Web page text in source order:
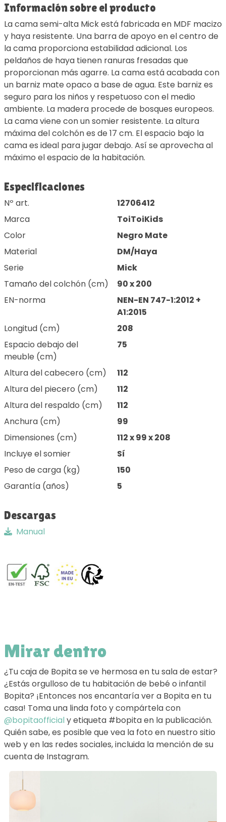
Información sobre el producto
La cama semi-alta Mick está fabricada en MDF macizo
y haya resistente. Una barra de apoyo en el centro de
la cama proporciona estabilidad adicional. Los
peldaños de haya tienen ranuras fresadas que
proporcionan más agarre. La cama está acabada con
un barniz mate opaco a base de agua. Este barniz es
seguro para los niños y respetuoso con el medio
ambiente. La madera procede de bosques europeos.
La cama viene con un somier resistente. La altura
máxima del colchón es de 17 cm. El espacio bajo la
cama es ideal para jugar debajo. Así se aprovecha al
máximo el espacio de la habitación.
Especificaciones
Nº art.
12706412
Marca
ToiToiKids
Color
Negro Mate
Material
DM/Haya
Serie
Mick
Tamaño del colchón (cm)
90 x 200
EN-norma
NEN-EN 747-1:2012 +
A1:2015
Longitud (cm)
208
Espacio debajo del
meuble (cm)
75
Altura del cabecero (cm)
112
Altura del piecero (cm)
112
Altura del respaldo (cm)
112
Anchura (cm)
99
Dimensiones (cm)
112 x 99 x 208
Incluye el somier
Sí
Peso de carga (kg)
150
Garantía (años)
5
Descargas
Manual
Mirar dentro
¿Tu caja de Bopita se ve hermosa en tu sala de estar?
¿Estás orgulloso de tu habitación de bebé o infantil
Bopita? ¡Entonces nos encantaría ver a Bopita en tu
casa! Toma una linda foto y compártela con
@bopitaofficial y etiqueta #bopita en la publicación.
Quién sabe, es posible que vea la foto en nuestro sitio
web y en las redes sociales, incluida la mención de su
cuenta de Instagram.